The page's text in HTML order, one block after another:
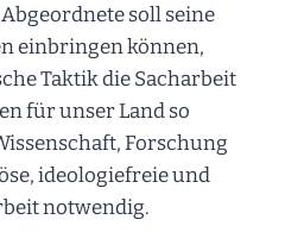
soll seine
einbringen können,
Taktik die Sacharbeit
für unser Land so
Forschung
ideologiefreie und
notwendig.